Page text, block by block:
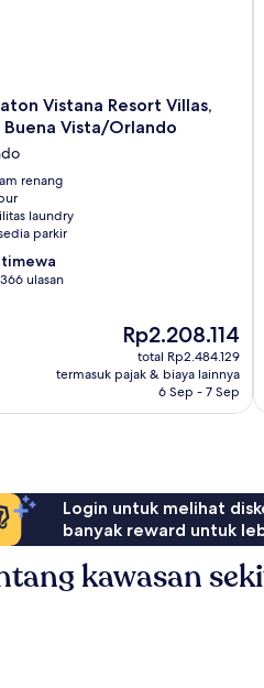
Vistana Resort Villas,
Buena Vista/Orlando
renang
laundry
parkir
ulasan
Harga
sekarang
Rp2.208.114
Rp2.208.114
total Rp2.484.129
termasuk pajak & biaya lainnya
6 Sep - 7 Sep
Login untuk melihat
banyak reward untuk
kawasan